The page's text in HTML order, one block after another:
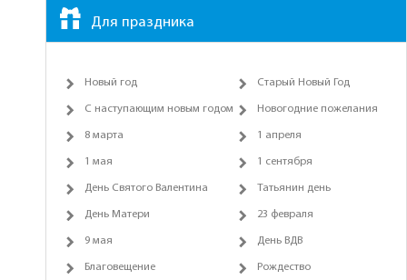
Для праздника
Новый год Старый Новый Год
С наступающим новым годом Новогодние пожелания
8 марта 1 апреля
1 мая 1 сентября
День Святого Валентина Татьянин день
День Матери 23 февраля
9 мая День ВДВ
Благовещение Рождество